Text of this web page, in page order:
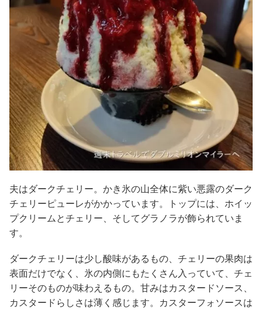
夫はダークチェリー。かき氷の山全体に紫い悪露のダーク
チェリーピューレがかかっています。トップには、ホイッ
プクリームとチェリー、そしてグラノラが飾られていま
す。
ダークチェリーは少し酸味があるもの、チェリーの果肉は
表面だけでなく、氷の内側にもたくさん入っていて、チェ
リーそのものが味わえるもの。甘みはカスタードソース、
カスタードらしさは薄く感じます。カスターフォソースは